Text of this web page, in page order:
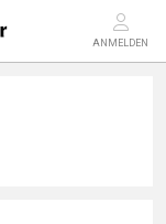
ANMELDEN